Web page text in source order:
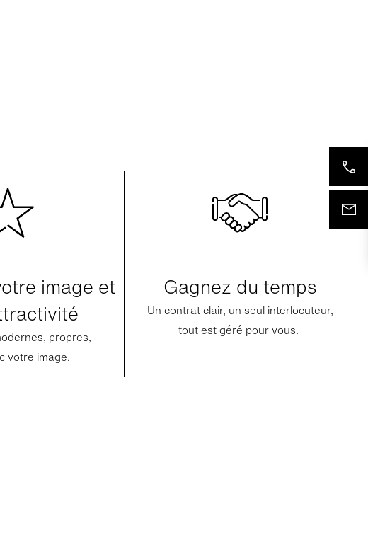
image et
propres,
votre image.
Gagnez du temps
Un contrat clair, un seul interlocuteur,
tout est géré pour vous.